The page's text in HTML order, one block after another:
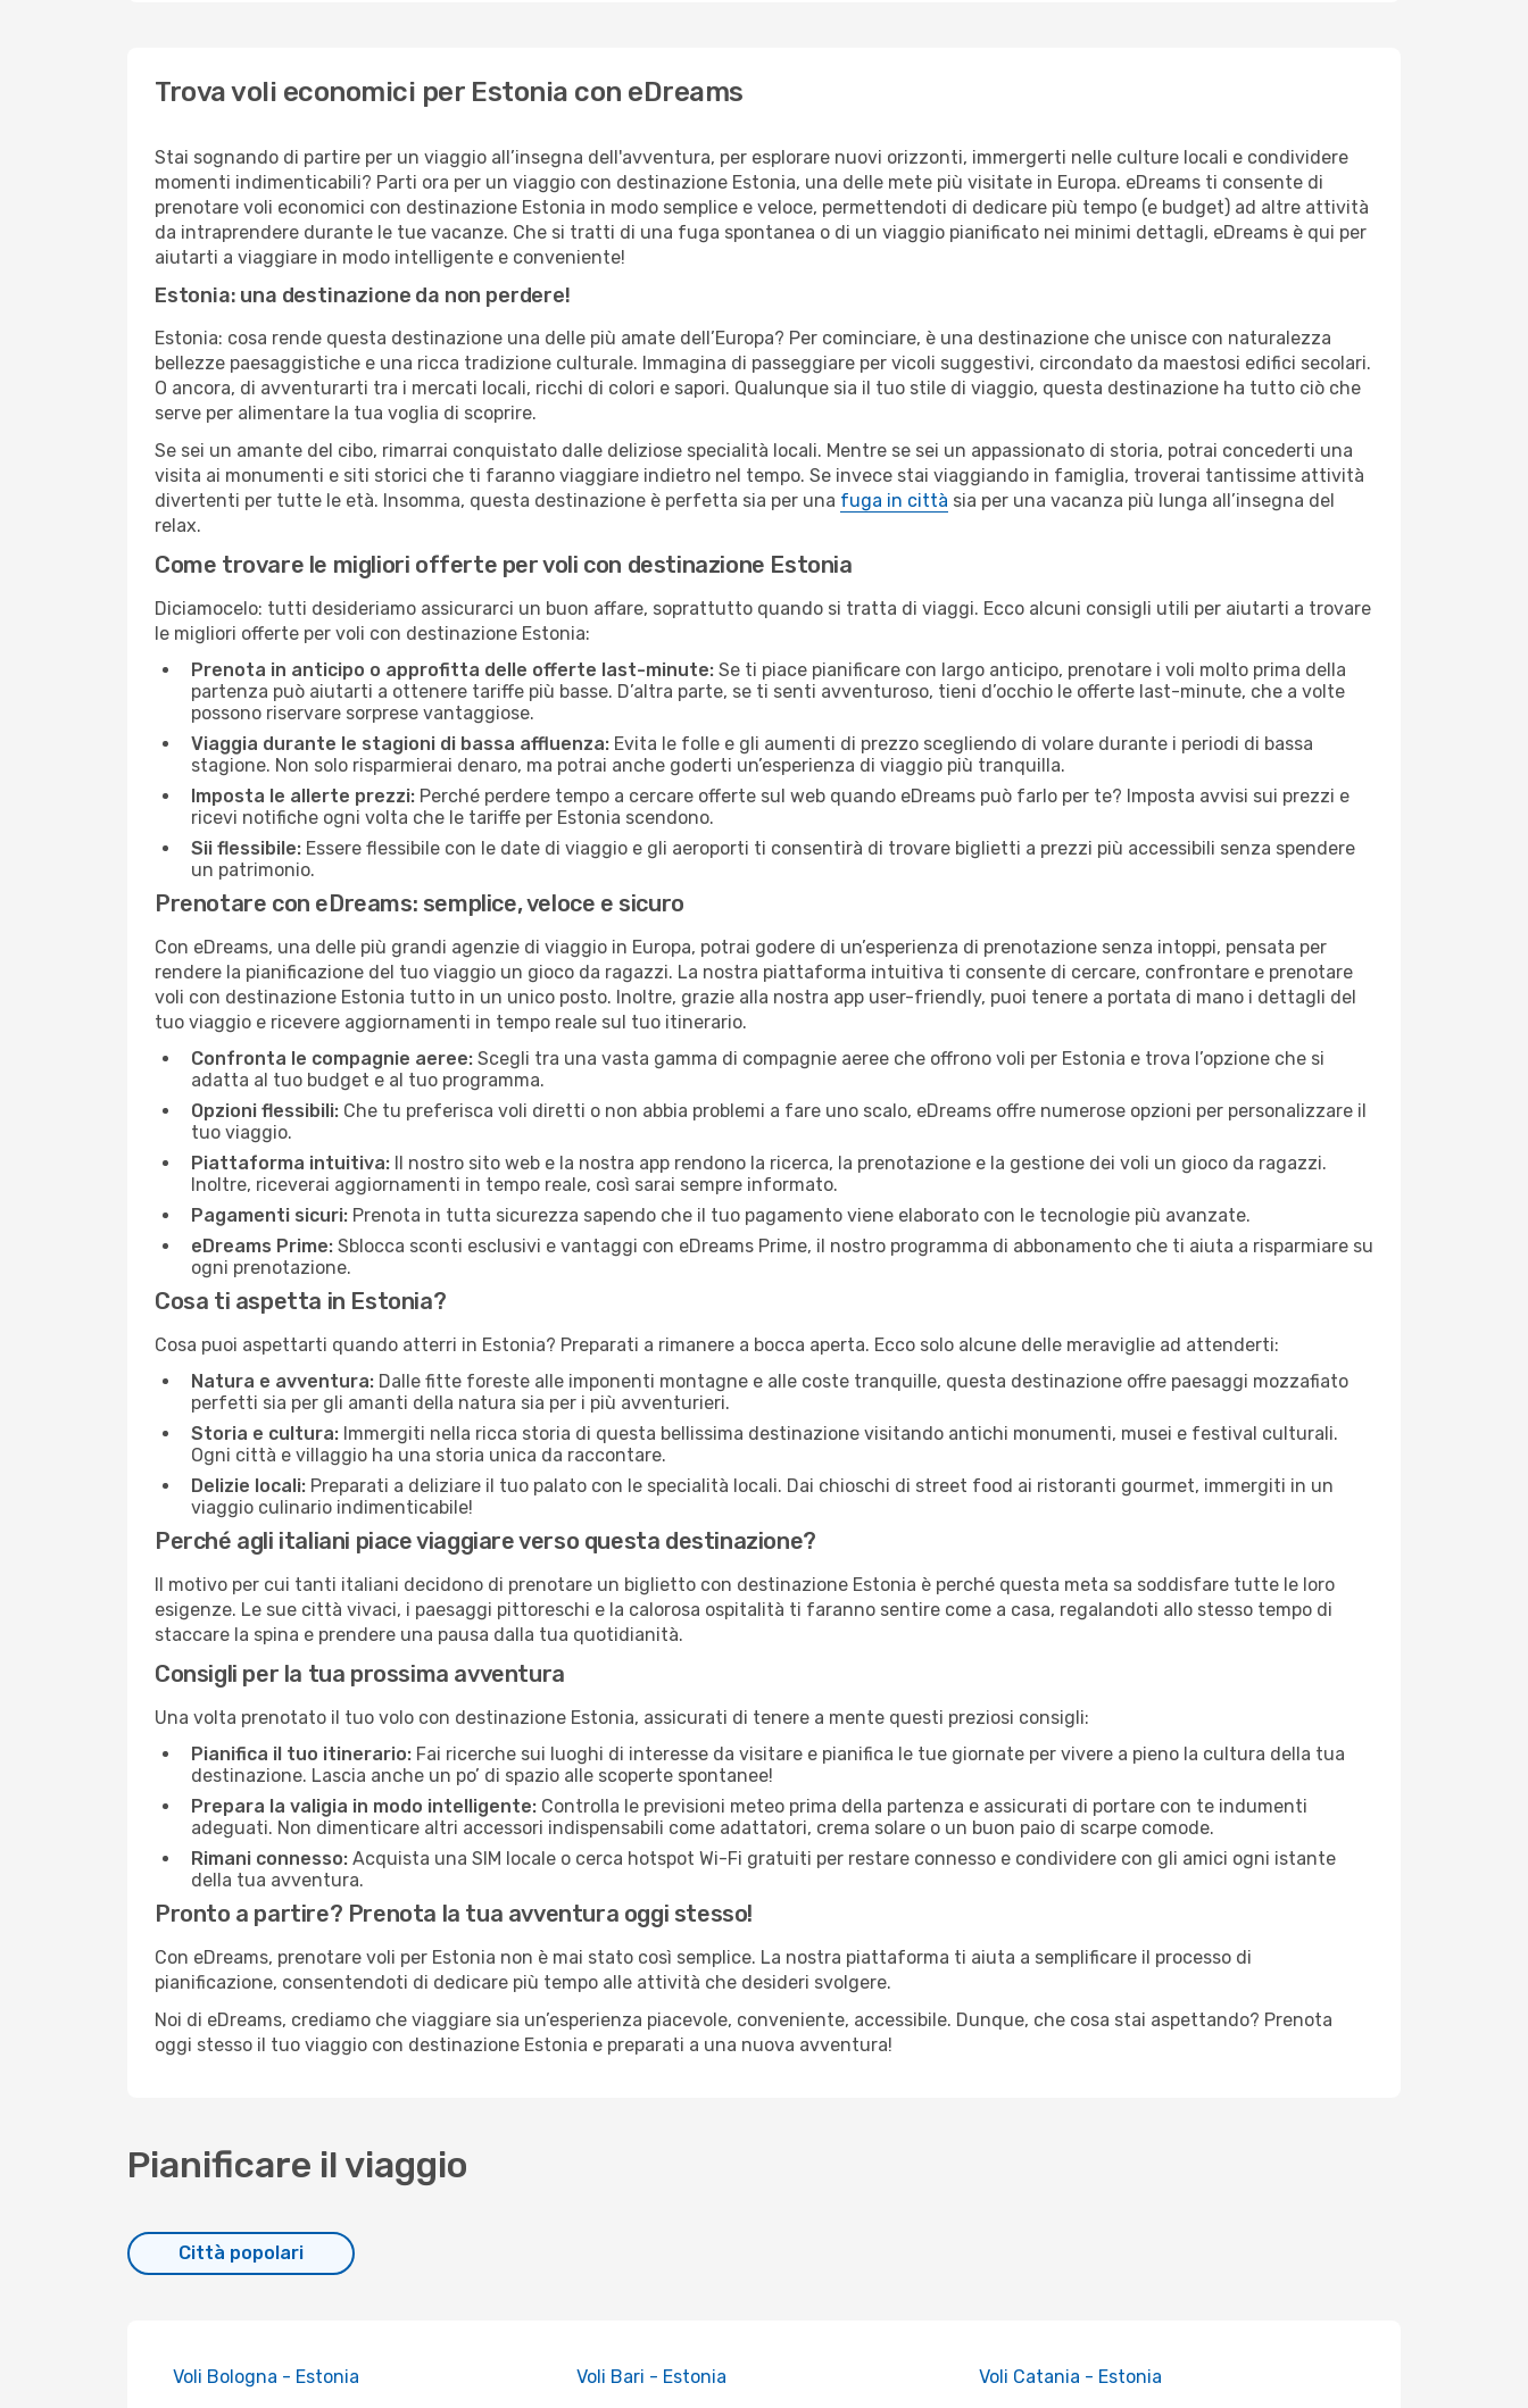
Trova voli economici per Estonia con eDreams
Stai sognando di partire per un viaggio all’insegna dell'avventura, per esplorare nuovi orizzonti, immergerti nelle culture locali e condividere
momenti indimenticabili? Parti ora per un viaggio con destinazione Estonia, una delle mete più visitate in Europa. eDreams ti consente di
prenotare voli economici con destinazione Estonia in modo semplice e veloce, permettendoti di dedicare più tempo (e budget) ad altre attività
da intraprendere durante le tue vacanze. Che si tratti di una fuga spontanea o di un viaggio pianificato nei minimi dettagli, eDreams è qui per
aiutarti a viaggiare in modo intelligente e conveniente!
Estonia: una destinazione da non perdere!
Estonia: cosa rende questa destinazione una delle più amate dell’Europa? Per cominciare, è una destinazione che unisce con naturalezza
bellezze paesaggistiche e una ricca tradizione culturale. Immagina di passeggiare per vicoli suggestivi, circondato da maestosi edifici secolari.
O ancora, di avventurarti tra i mercati locali, ricchi di colori e sapori. Qualunque sia il tuo stile di viaggio, questa destinazione ha tutto ciò che
serve per alimentare la tua voglia di scoprire.
Se sei un amante del cibo, rimarrai conquistato dalle deliziose specialità locali. Mentre se sei un appassionato di storia, potrai concederti una
visita ai monumenti e siti storici che ti faranno viaggiare indietro nel tempo. Se invece stai viaggiando in famiglia, troverai tantissime attività
divertenti per tutte le età. Insomma, questa destinazione è perfetta sia per una fuga in città sia per una vacanza più lunga all’insegna del
relax.
Come trovare le migliori offerte per voli con destinazione Estonia
Diciamocelo: tutti desideriamo assicurarci un buon affare, soprattutto quando si tratta di viaggi. Ecco alcuni consigli utili per aiutarti a trovare
le migliori offerte per voli con destinazione Estonia:
Prenota in anticipo o approfitta delle offerte last-minute: Se ti piace pianificare con largo anticipo, prenotare i voli molto prima della
partenza può aiutarti a ottenere tariffe più basse. D’altra parte, se ti senti avventuroso, tieni d’occhio le offerte last-minute, che a volte
possono riservare sorprese vantaggiose.
Viaggia durante le stagioni di bassa affluenza: Evita le folle e gli aumenti di prezzo scegliendo di volare durante i periodi di bassa
stagione. Non solo risparmierai denaro, ma potrai anche goderti un’esperienza di viaggio più tranquilla.
Imposta le allerte prezzi: Perché perdere tempo a cercare offerte sul web quando eDreams può farlo per te? Imposta avvisi sui prezzi e
ricevi notifiche ogni volta che le tariffe per Estonia scendono.
Sii flessibile: Essere flessibile con le date di viaggio e gli aeroporti ti consentirà di trovare biglietti a prezzi più accessibili senza spendere
un patrimonio.
Prenotare con eDreams: semplice, veloce e sicuro
Con eDreams, una delle più grandi agenzie di viaggio in Europa, potrai godere di un’esperienza di prenotazione senza intoppi, pensata per
rendere la pianificazione del tuo viaggio un gioco da ragazzi. La nostra piattaforma intuitiva ti consente di cercare, confrontare e prenotare
voli con destinazione Estonia tutto in un unico posto. Inoltre, grazie alla nostra app user-friendly, puoi tenere a portata di mano i dettagli del
tuo viaggio e ricevere aggiornamenti in tempo reale sul tuo itinerario.
Confronta le compagnie aeree: Scegli tra una vasta gamma di compagnie aeree che offrono voli per Estonia e trova l’opzione che si
adatta al tuo budget e al tuo programma.
Opzioni flessibili: Che tu preferisca voli diretti o non abbia problemi a fare uno scalo, eDreams offre numerose opzioni per personalizzare il
tuo viaggio.
Piattaforma intuitiva: Il nostro sito web e la nostra app rendono la ricerca, la prenotazione e la gestione dei voli un gioco da ragazzi.
Inoltre, riceverai aggiornamenti in tempo reale, così sarai sempre informato.
Pagamenti sicuri: Prenota in tutta sicurezza sapendo che il tuo pagamento viene elaborato con le tecnologie più avanzate.
eDreams Prime: Sblocca sconti esclusivi e vantaggi con eDreams Prime, il nostro programma di abbonamento che ti aiuta a risparmiare su
ogni prenotazione.
Cosa ti aspetta in Estonia?
Cosa puoi aspettarti quando atterri in Estonia? Preparati a rimanere a bocca aperta. Ecco solo alcune delle meraviglie ad attenderti:
Natura e avventura: Dalle fitte foreste alle imponenti montagne e alle coste tranquille, questa destinazione offre paesaggi mozzafiato
perfetti sia per gli amanti della natura sia per i più avventurieri.
Storia e cultura: Immergiti nella ricca storia di questa bellissima destinazione visitando antichi monumenti, musei e festival culturali.
Ogni città e villaggio ha una storia unica da raccontare.
Delizie locali: Preparati a deliziare il tuo palato con le specialità locali. Dai chioschi di street food ai ristoranti gourmet, immergiti in un
viaggio culinario indimenticabile!
Perché agli italiani piace viaggiare verso questa destinazione?
Il motivo per cui tanti italiani decidono di prenotare un biglietto con destinazione Estonia è perché questa meta sa soddisfare tutte le loro
esigenze. Le sue città vivaci, i paesaggi pittoreschi e la calorosa ospitalità ti faranno sentire come a casa, regalandoti allo stesso tempo di
staccare la spina e prendere una pausa dalla tua quotidianità.
Consigli per la tua prossima avventura
Una volta prenotato il tuo volo con destinazione Estonia, assicurati di tenere a mente questi preziosi consigli:
Pianifica il tuo itinerario: Fai ricerche sui luoghi di interesse da visitare e pianifica le tue giornate per vivere a pieno la cultura della tua
destinazione. Lascia anche un po’ di spazio alle scoperte spontanee!
Prepara la valigia in modo intelligente: Controlla le previsioni meteo prima della partenza e assicurati di portare con te indumenti
adeguati. Non dimenticare altri accessori indispensabili come adattatori, crema solare o un buon paio di scarpe comode.
Rimani connesso: Acquista una SIM locale o cerca hotspot Wi-Fi gratuiti per restare connesso e condividere con gli amici ogni istante
della tua avventura.
Pronto a partire? Prenota la tua avventura oggi stesso!
Con eDreams, prenotare voli per Estonia non è mai stato così semplice. La nostra piattaforma ti aiuta a semplificare il processo di
pianificazione, consentendoti di dedicare più tempo alle attività che desideri svolgere.
Noi di eDreams, crediamo che viaggiare sia un’esperienza piacevole, conveniente, accessibile. Dunque, che cosa stai aspettando? Prenota
oggi stesso il tuo viaggio con destinazione Estonia e preparati a una nuova avventura!
Pianificare il viaggio
Città popolari
Voli Bologna - Estonia Voli Bari - Estonia Voli Catania - Estonia